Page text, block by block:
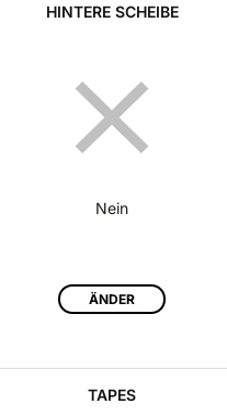
HINTERE SCHEIBE
Nein
ÄNDER
TAPES